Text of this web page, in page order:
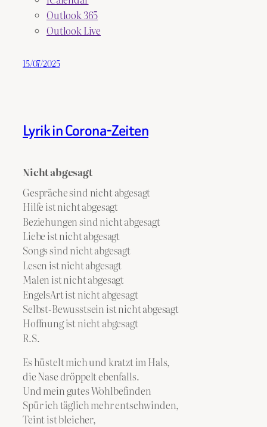
Outlook 365
Outlook Live
15/07/2025
Lyrik in Corona-Zeiten
Nicht abgesagt
Gespräche sind nicht abgesagt
Hilfe ist nicht abgesagt
Beziehungen sind nicht abgesagt
Liebe ist nicht abgesagt
Songs sind nicht abgesagt
Lesen ist nicht abgesagt
Malen ist nicht abgesagt
EngelsArt ist nicht abgesagt
Selbst-Bewusstsein ist nicht abgesagt
Hoffnung ist nicht abgesagt
R.S.
Es hüstelt mich und kratzt im Hals,
die Nase dröppelt ebenfalls.
Und mein gutes Wohlbefinden
Spür ich täglich mehr entschwinden,
Teint ist bleicher,